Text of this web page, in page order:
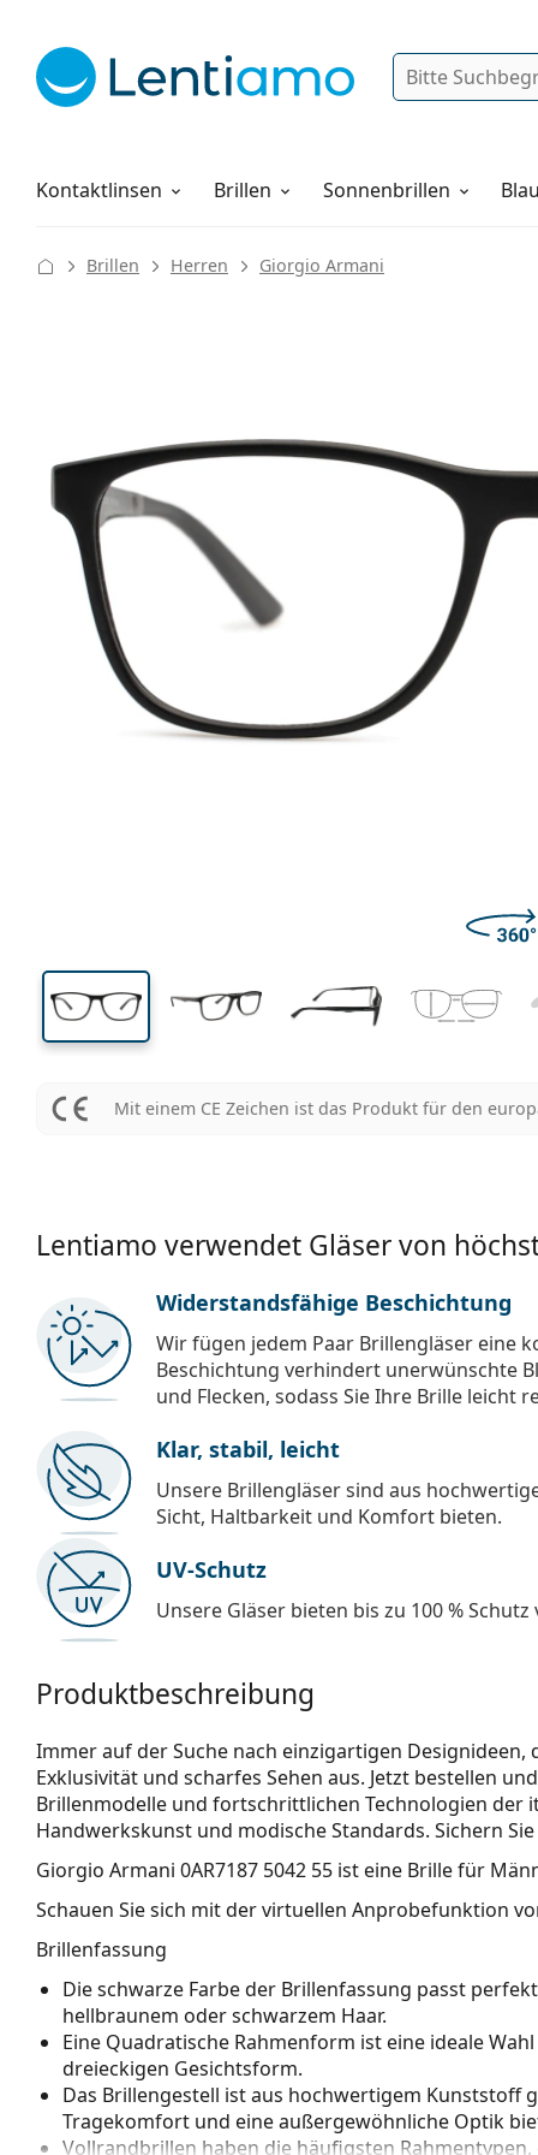
Suche
Kontaktlinsen
Pflegemittel Brillen Sonnenbrillen
Alles über den Einkauf
Brillen Herren Giorgio Armani
Brillenbreite
41 mm
Glashöhe
55 mm
Glasbreite
Glasbreite
Mit einem CE Zeichen ist das Produkt für den
Lentiamo verwendet Gläser von
Widerstandsfähige Beschichtung
Wir fügen jedem Paar Brillengläser eine
Beschichtung verhindert unerwünschte
und Flecken, sodass Sie Ihre Brille leicht
Klar, stabil, leicht
Unsere Brillengläser sind aus
Sicht, Haltbarkeit und Komfort bieten.
UV-Schutz
Unsere Gläser bieten bis zu 100 %
Produktbeschreibung
Immer auf der Suche nach einzigartigen
Exklusivität und scharfes Sehen aus. Jetzt bestellen
Brillenmodelle und fortschrittlichen Technologien
Handwerkskunst und modische Standards. Sichern
Giorgio Armani 0AR7187 5042 55 ist eine Brille für
Schauen Sie sich mit der virtuellen Anprobefunktion
Brillenfassung
Die schwarze Farbe der Brillenfassung passt
hellbraunem oder schwarzem Haar.
Eine Quadratische Rahmenform ist eine ideale
dreieckigen Gesichtsform.
Das Brillengestell ist aus hochwertigem Kunststoff
Tragekomfort und eine außergewöhnliche Optik
Vollrandbrillen haben die häufigsten